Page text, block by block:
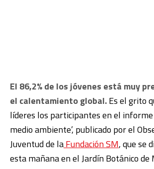
El 86,2% de los jóvenes está muy
el calentamiento global.Es el grito
líderes los participantes en el informe
medio ambiente’, publicado por el
Juventud de laFundación SM, que se
esta mañana en el Jardín Botánico de